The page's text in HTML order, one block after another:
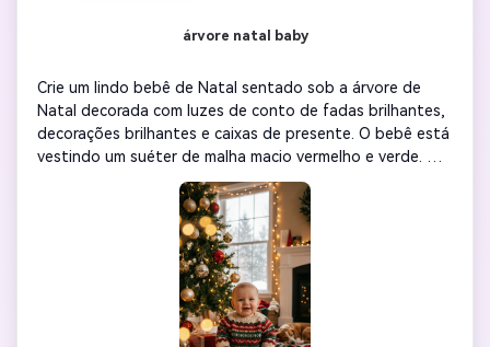
árvore natal baby
Crie um lindo bebê de Natal sentado sob a árvore de
Natal decorada com luzes de conto de fadas brilhantes,
decorações brilhantes e caixas de presente. O bebê está
vestindo um suéter de malha macio vermelho e verde.
Adicione iluminação bokeh, tons interiores quentes e
uma queda de neve suave fora da janela-uma atmosfera
acolhedora de manhã de férias.